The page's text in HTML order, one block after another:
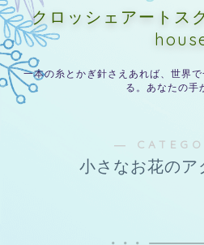
クロッシェアート
一本の糸とかぎ針さえあれば、世界
る。あなたの手
―
小さなお花のア